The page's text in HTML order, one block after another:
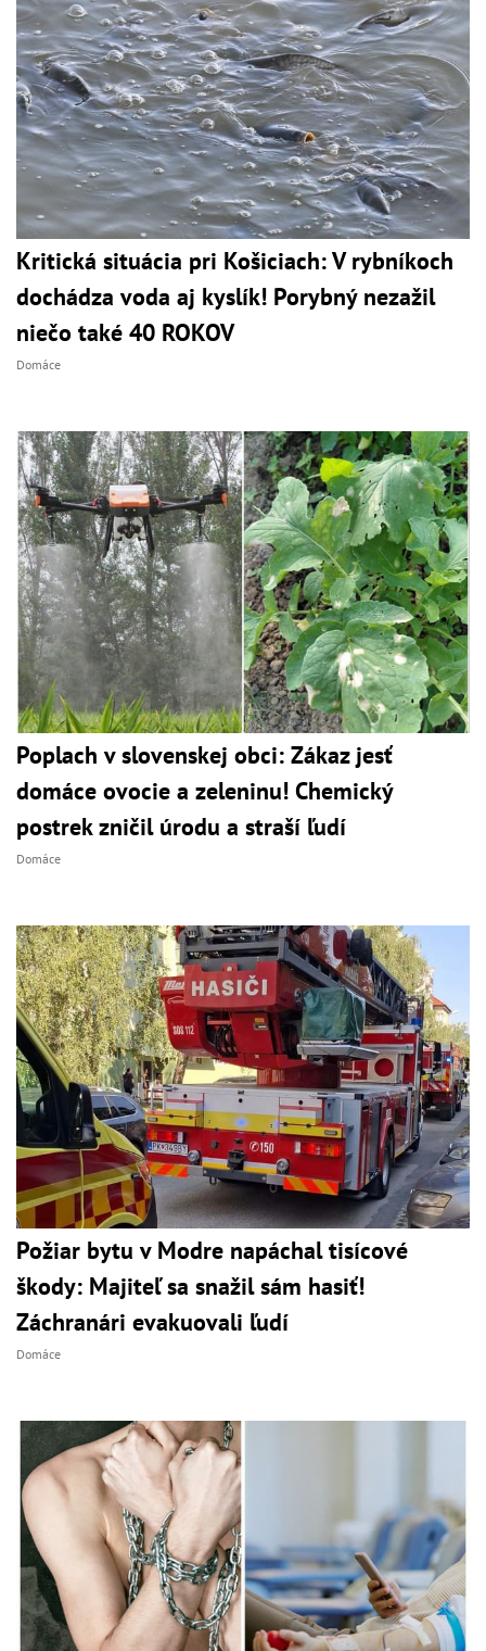
Kritická situácia pri Košiciach: V rybníkoch
dochádza voda aj kyslík! Porybný nezažil
niečo také 40 ROKOV
Domáce
Poplach v slovenskej obci: Zákaz jesť
domáce ovocie a zeleninu! Chemický
postrek zničil úrodu a straší ľudí
Domáce
Požiar bytu v Modre napáchal tisícové
škody: Majiteľ sa snažil sám hasiť!
Záchranári evakuovali ľudí
Domáce